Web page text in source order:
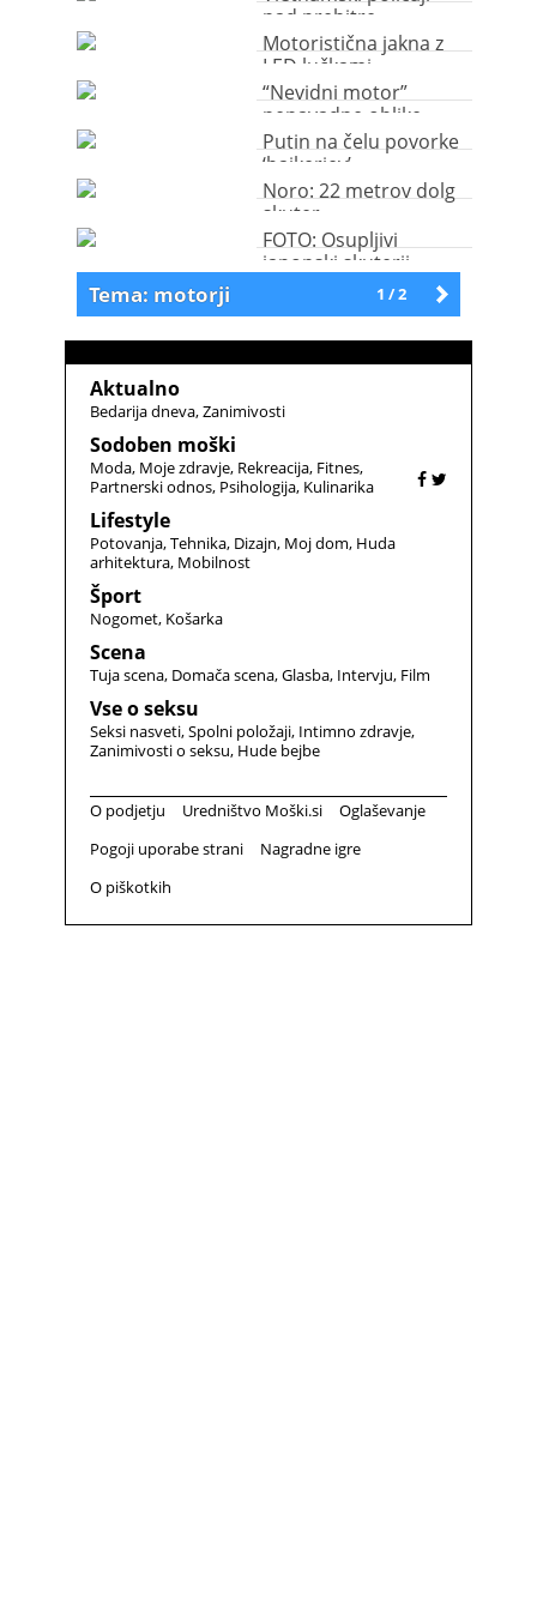
nad prehitre
motoriste z ribiško
mrežo
Motoristična jakna z
LED lučkami
“Nevidni motor”
nenavadne oblike
Putin na čelu povorke
‘bajkerjev’
Noro: 22 metrov dolg
skuter
FOTO: Osupljivi
japonski skuterji
Starejše
1 / 2
Tema: motorji
Aktualno
Bedarija dneva Zanimivosti
Sodoben moški
Moda Moje zdravje Rekreacija Fitnes
Partnerski odnos Psihologija Kulinarika
Lifestyle
Potovanja Tehnika Dizajn Moj dom Huda
arhitektura Mobilnost
Šport
Nogomet Košarka
Scena
Tuja scena Domača scena Glasba Intervju Film
Vse o seksu
Seksi nasveti Spolni položaji Intimno zdravje
Zanimivosti o seksu Hude bejbe
O podjetju Uredništvo Moški.si
Oglaševanje
Pogoji uporabe strani
Nagradne igre
O piškotkih